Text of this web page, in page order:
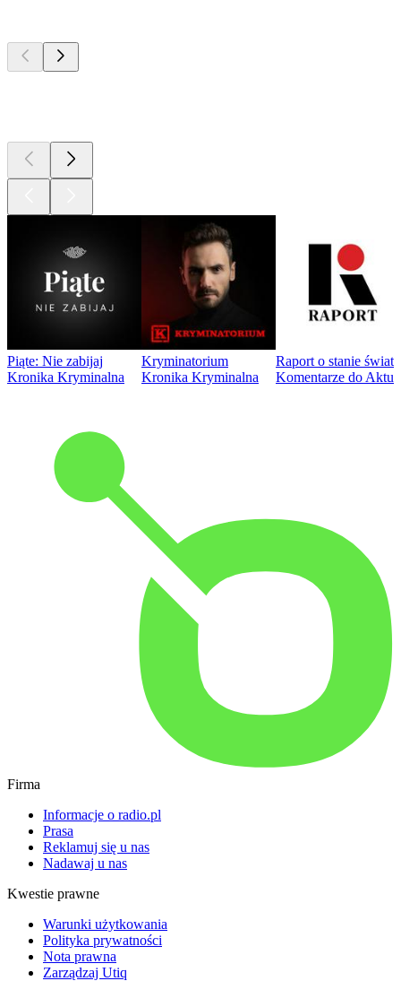
Piąte: Nie zabijaj
Kronika Kryminalna
Kryminatorium
Kronika Kryminalna
Raport o stanie
Komentarze do
Firma
Informacje o radio.pl
Prasa
Reklamuj się u nas
Nadawaj u nas
Kwestie prawne
Warunki użytkowania
Polityka prywatności
Nota prawna
Zarządzaj Utiq